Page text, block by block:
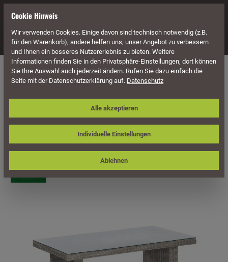
Navigation
Möbel Lounge Möbel Lounge Elemente
Sonnenpartner Dining-Tisch
Residence, Aluminium /
Kunststoffgeflecht stone-grey
Cookie Hinweis
Wir verwenden Cookies. Einige davon sind technisch notwendig (z.B.
für den Warenkorb), andere helfen uns, unser Angebot zu verbessern
und Ihnen ein besseres Nutzererlebnis zu bieten. Weitere
Informationen finden Sie in den Privatsphäre-Einstellungen, dort können
Sie Ihre Auswahl auch jederzeit ändern. Rufen Sie dazu einfach die
Seite mit der Datenschutzerklärung auf. Datenschutz
Individuelle Einstellungen
Ablehnen
Alle akzeptieren